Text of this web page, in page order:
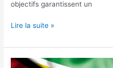
objectifs garantissent un
Lire la suite »
Une